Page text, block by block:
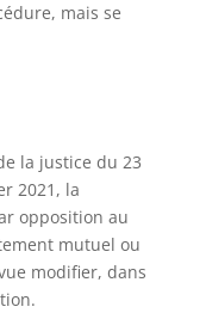
mais se
la justice du 23
2021, la
opposition au
mutuel ou
modifier, dans